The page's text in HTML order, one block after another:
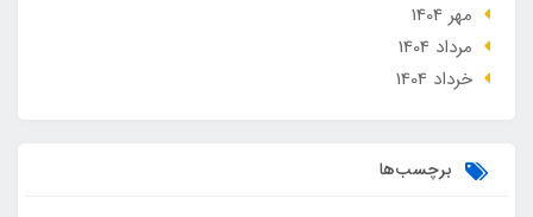
مهر 1404
مرداد 1404
خرداد 1404
برچسب‌ها